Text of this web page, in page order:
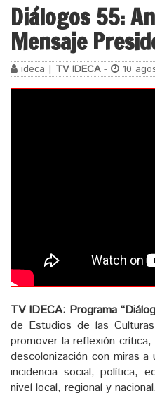
Diálogos 55:
Mensaje
ideca | TV IDECA- 10
TV IDECA: Programa
de Estudios de las
promover la reflexión
descolonización con miras
incidencia social, política,
nivel local, regional y